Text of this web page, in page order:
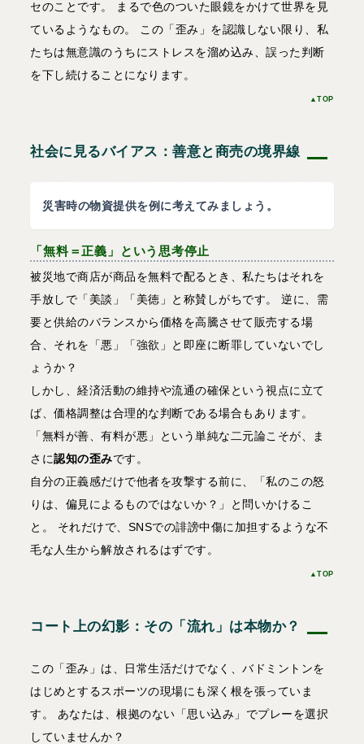
セのことです。 まるで色のついた眼鏡をかけて世界を見
ているようなもの。 この「歪み」を認識しない限り、私
たちは無意識のうちにストレスを溜め込み、誤った判断
を下し続けることになります。
▲TOP
社会に見るバイアス：善意と商売の境界線
災害時の物資提供を例に考えてみましょう。
「無料＝正義」という思考停止
被災地で商店が商品を無料で配るとき、私たちはそれを
手放しで「美談」「美徳」と称賛しがちです。 逆に、需
要と供給のバランスから価格を高騰させて販売する場
合、それを「悪」「強欲」と即座に断罪していないでし
ょうか？
しかし、経済活動の維持や流通の確保という視点に立て
ば、価格調整は合理的な判断である場合もあります。
「無料が善、有料が悪」という単純な二元論こそが、ま
さに認知の歪みです。
自分の正義感だけで他者を攻撃する前に、「私のこの怒
りは、偏見によるものではないか？」と問いかけるこ
と。 それだけで、SNSでの誹謗中傷に加担するような不
毛な人生から解放されるはずです。
▲TOP
コート上の幻影：その「流れ」は本物か？
この「歪み」は、日常生活だけでなく、バドミントンを
はじめとするスポーツの現場にも深く根を張っていま
す。 あなたは、根拠のない「思い込み」でプレーを選択
していませんか？